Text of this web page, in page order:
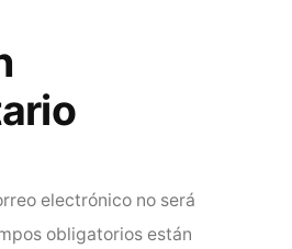
electrónico no será
obligatorios están